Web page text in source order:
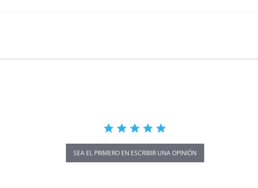
SEA EL PRIMERO EN ESCRIBIR UNA OPINIÓN